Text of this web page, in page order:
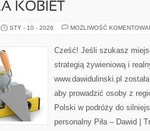
KOBIET
STY - 10 - 2026 MOŻLIWOŚĆ
Cześć! Jeśli szukasz
strategią żywieniową i
www.dawidulinski.pl
aby prowadzić osoby z
Polski w podróży do
personalny Piła – Dawid |